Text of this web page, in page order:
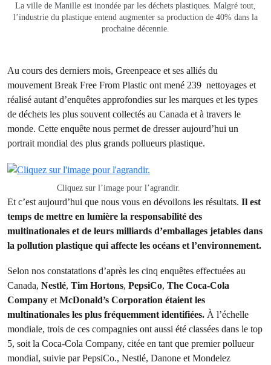
La ville de Manille est inondée par les déchets plastiques. Malgré tout,
l’industrie du plastique entend augmenter sa production de 40% dans la
prochaine décennie.
Au cours des derniers mois, Greenpeace et ses alliés du
mouvement Break Free From Plastic ont mené 239 nettoyages et
réalisé autant d’enquêtes approfondies sur les marques et les types
de déchets les plus souvent collectés au Canada et à travers le
monde. Cette enquête nous permet de dresser aujourd’hui un
portrait mondial des plus grands pollueurs plastique.
Cliquez sur l’image pour l’agrandir.
Et c’est aujourd’hui que nous vous en dévoilons les résultats. Il est
temps de mettre en lumière la responsabilité des
multinationales et de leurs milliards d’emballages jetables dans
la pollution plastique qui affecte les océans et l’environnement.
Selon nos constatations d’après les cinq enquêtes effectuées au
Canada, Nestlé, Tim Hortons, PepsiCo, The Coca-Cola
Company et McDonald’s Corporation étaient les
multinationales les plus fréquemment identifiées. À l’échelle
mondiale, trois de ces compagnies ont aussi été classées dans le top
5, soit la Coca-Cola Company, citée en tant que premier pollueur
mondial, suivie par PepsiCo., Nestlé, Danone et Mondelez